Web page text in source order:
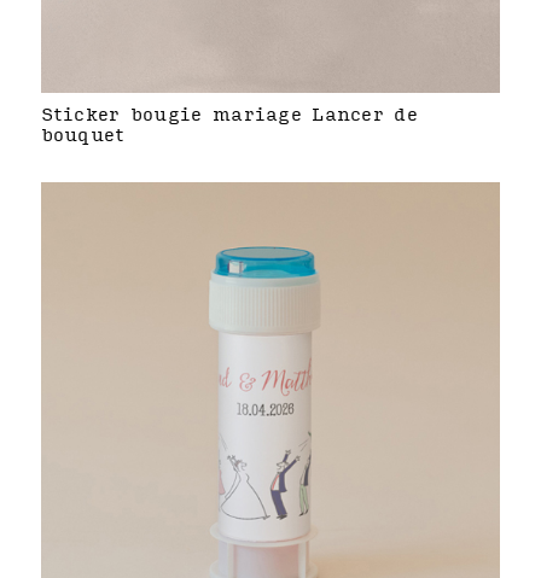
Sticker bougie mariage Lancer de
bouquet